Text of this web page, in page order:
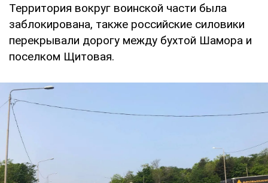
Территория вокруг воинской части была
заблокирована, также российские силовики
перекрывали дорогу между бухтой Шамора и
поселком Щитовая.